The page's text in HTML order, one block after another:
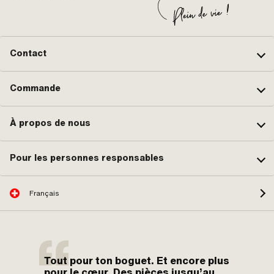
de piston: 2 mm · Poids du kit de
piston: 89 g
Contact
Commande
À propos de nous
Pour les personnes responsables
Français
Tout pour ton boguet. Et encore plus